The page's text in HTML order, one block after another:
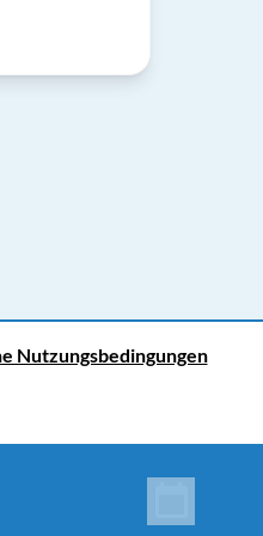
Nutzungsbedingungen